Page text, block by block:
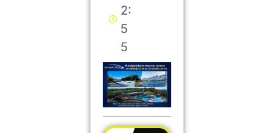
2:
5
5